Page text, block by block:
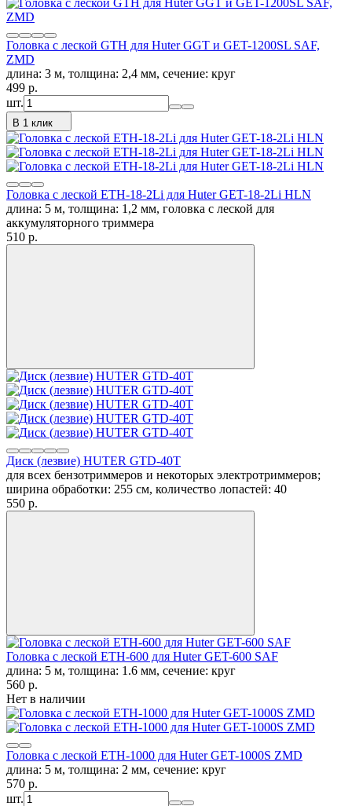
Головка с леской GTH для Huter GGT и GET-1200SL SAF,
ZMD
длина: 3 м, толщина: 2,4 мм, сечение: круг
499 p.
шт.
В 1 клик
Головка с леской ETH-18-2Li для Huter GET-18-2Li HLN
длина: 5 м, толщина: 1,2 мм, головка с леской для
аккумуляторного триммера
510 p.
Диск (лезвие) HUTER GTD-40T
для всех бензотриммеров и некоторых электротриммеров;
ширина обработки: 255 см, количество лопастей: 40
550 p.
Головка с леской ETH-600 для Huter GET-600 SAF
длина: 5 м, толщина: 1.6 мм, сечение: круг
560 p.
Нет в наличии
Головка с леской ETH-1000 для Huter GET-1000S ZMD
длина: 5 м, толщина: 2 мм, сечение: круг
570 p.
шт.